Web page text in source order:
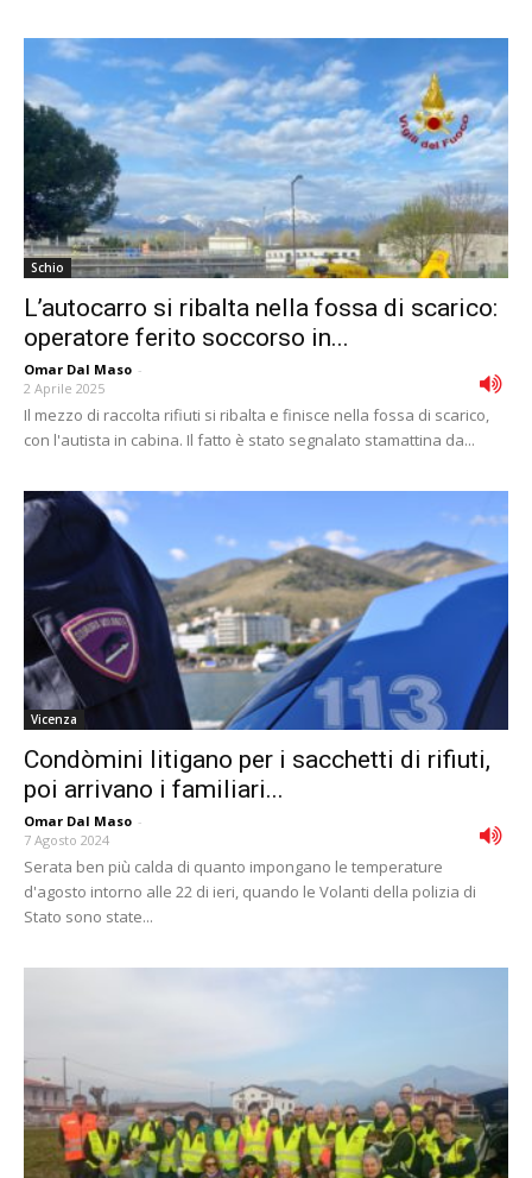
Schio
L’autocarro si ribalta nella fossa di scarico:
operatore ferito soccorso in...
Omar Dal Maso -
2 Aprile 2025
Il mezzo di raccolta rifiuti si ribalta e finisce nella fossa di scarico,
con l'autista in cabina. Il fatto è stato segnalato stamattina da...
Vicenza
Condòmini litigano per i sacchetti di rifiuti,
poi arrivano i familiari...
Omar Dal Maso -
7 Agosto 2024
Serata ben più calda di quanto impongano le temperature
d'agosto intorno alle 22 di ieri, quando le Volanti della polizia di
Stato sono state...